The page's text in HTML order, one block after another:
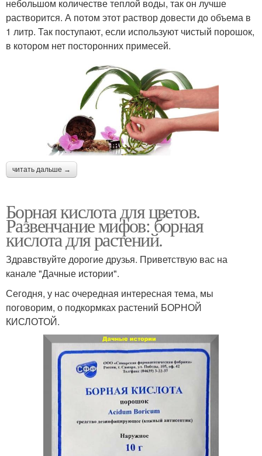
небольшом количестве теплой воды, так он лучше
растворится. А потом этот раствор довести до объема в
1 литр. Так поступают, если используют чистый порошок,
в котором нет посторонних примесей.
читать дальше →
Борная кислота для цветов.
Развенчание мифов: борная
кислота для растений.
Здравствуйте дорогие друзья. Приветствую вас на
канале "Дачные истории".
Сегодня, у нас очередная интересная тема, мы
поговорим, о подкормках растений БОРНОЙ
КИСЛОТОЙ.